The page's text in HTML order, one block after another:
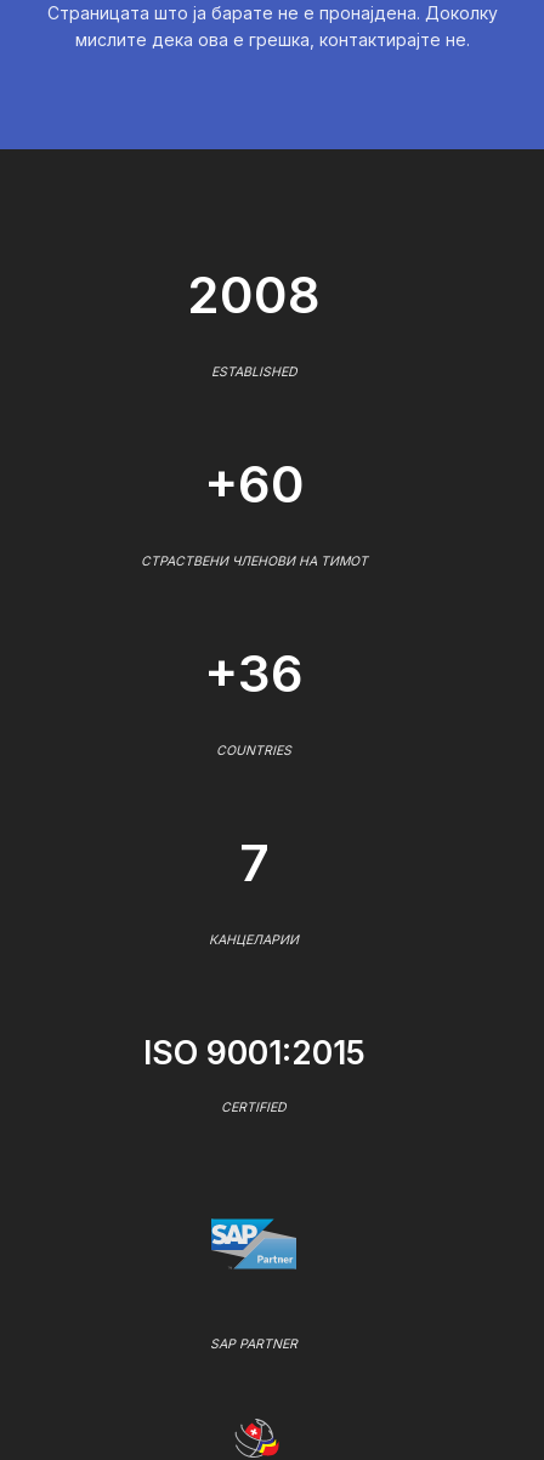
Страницата што ја барате не е пронајдена. Доколку
мислите дека ова е грешка, контактирајте не.
2008
ESTABLISHED
+60
СТРАСТВЕНИ ЧЛЕНОВИ НА ТИМОТ
+36
COUNTRIES
7
КАНЦЕЛАРИИ
ISO 9001:2015
CERTIFIED
SAP PARTNER